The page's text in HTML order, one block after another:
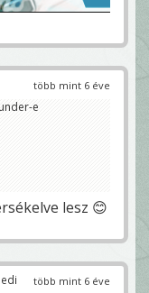
több mint 6 éve
e
lesz 😊
több mint 6 éve